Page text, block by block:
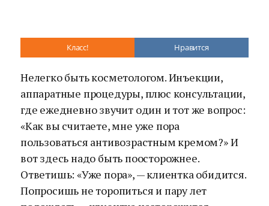
Класс! Нравится
Нелегко быть косметологом. Инъекции,
аппаратные процедуры, плюс консультации,
где ежедневно звучит один и тот же вопрос:
«Как вы считаете, мне уже пора
пользоваться антивозрастным кремом?» И
вот здесь надо быть поосторожнее.
Ответишь: «Уже пора», — клиентка обидится.
Попросишь не торопиться и пару лет